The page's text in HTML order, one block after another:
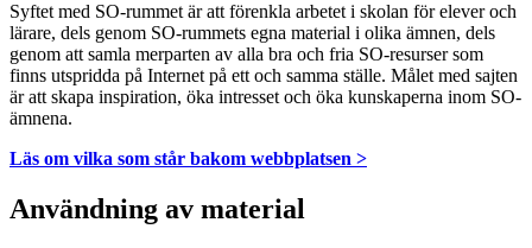
Syftet med SO-rummet är att förenkla arbetet i skolan för elever och
lärare, dels genom SO-rummets egna material i olika ämnen, dels
genom att samla merparten av alla bra och fria SO-resurser som
finns utspridda på Internet på ett och samma ställe. Målet med sajten
är att skapa inspiration, öka intresset och öka kunskaperna inom SO-
ämnena.
Läs om vilka som står bakom webbplatsen >
Användning av material